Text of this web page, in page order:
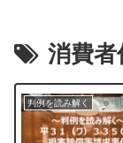
消費者
判例を読み解く